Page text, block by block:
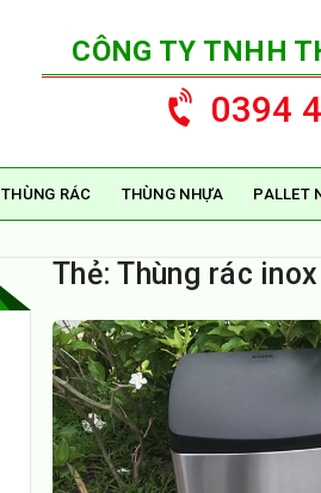
CÔNG TY TNHH
0394
THÙNG RÁC THÙNG NHỰA PALLET
Thẻ:Thùng rác